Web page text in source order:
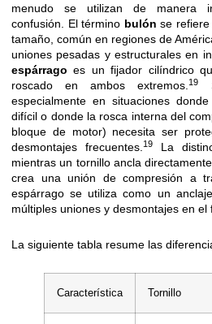
menudo se utilizan de manera
confusión. El término bulón se
tamaño, común en regiones de
uniones pesadas y estructurales en
espárrago es un fijador cilíndrico
roscado en ambos extremos.19
especialmente en situaciones
difícil o donde la rosca interna del
bloque de motor) necesita ser
desmontajes frecuentes. 19La
mientras un tornillo ancla
crea una unión de compresión a
espárrago se utiliza como un
múltiples uniones y desmontajes en el
La siguiente tabla resume las
Característica Tornillo